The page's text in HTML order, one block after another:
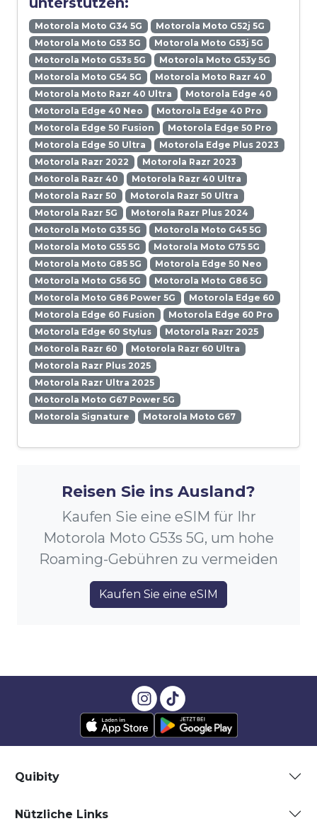
Motorola Moto G34 5G
Motorola Moto G52j 5G
Motorola Moto G53 5G
Motorola Moto G53j 5G
Motorola Moto G53s 5G
Motorola Moto G53y 5G
Motorola Moto G54 5G
Motorola Moto Razr 40
Motorola Moto Razr 40 Ultra
Motorola Edge 40
Motorola Edge 40 Neo
Motorola Edge 40 Pro
Motorola Edge 50 Fusion
Motorola Edge 50 Pro
Motorola Edge 50 Ultra
Motorola Edge Plus 2023
Motorola Razr 2022
Motorola Razr 2023
Motorola Razr 40
Motorola Razr 40 Ultra
Motorola Razr 50
Motorola Razr 50 Ultra
Motorola Razr 5G
Motorola Razr Plus 2024
Motorola Moto G35 5G
Motorola Moto G45 5G
Motorola Moto G55 5G
Motorola Moto G75 5G
Motorola Moto G85 5G
Motorola Edge 50 Neo
Motorola Moto G56 5G
Motorola Moto G86 5G
Motorola Moto G86 Power 5G
Motorola Edge 60
Motorola Edge 60 Fusion
Motorola Edge 60 Pro
Motorola Edge 60 Stylus
Motorola Razr 2025
Motorola Razr 60
Motorola Razr 60 Ultra
Motorola Razr Plus 2025
Motorola Razr Ultra 2025
Motorola Moto G67 Power 5G
Motorola Signature
Motorola Moto G67
Reisen Sie ins Ausland?
Kaufen Sie eine eSIM für Ihr
Motorola Moto G53s 5G, um hohe
Roaming-Gebühren zu vermeiden
Kaufen Sie eine eSIM
Quibity
Nützliche Links